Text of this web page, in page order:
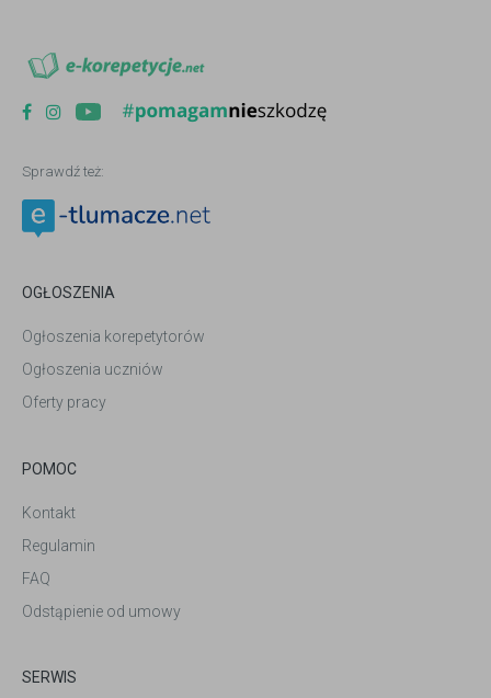
Sprawdź też:
OGŁOSZENIA
Ogłoszenia korepetytorów
Ogłoszenia uczniów
Oferty pracy
POMOC
Kontakt
Regulamin
FAQ
Odstąpienie od umowy
SERWIS